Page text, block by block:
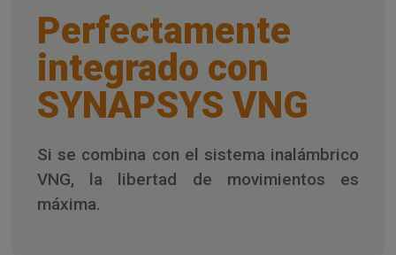
Perfectamente
integrado con
SYNAPSYS VNG
Si se combina con el sistema inalámbrico
VNG, la libertad de movimientos es
máxima.